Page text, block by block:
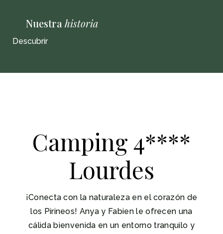
Nuestra historia
Descubrir
Camping 4****
Lourdes
¡Conecta con la naturaleza en el corazón de
los Pirineos! Anya y Fabien le ofrecen una
cálida bienvenida en un entorno tranquilo y